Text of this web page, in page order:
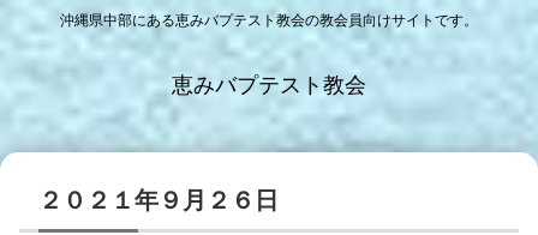
沖縄県中部にある恵みバプテスト教会の教会員向けサイトです。
恵みバプテスト教会
２０２１年９月２６日